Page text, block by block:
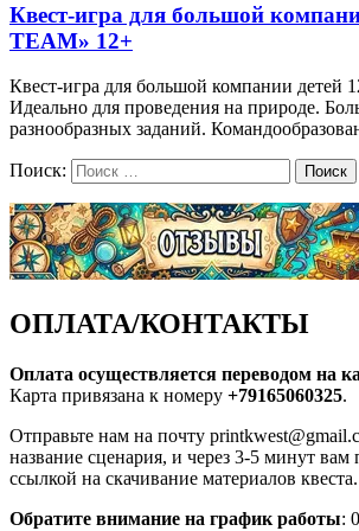
Квест-игра для большой
TEAM» 12+
Квест-игра для большой компании детей
Идеально для проведения на природе.
разнообразных заданий.
Поиск: Поиск
ОПЛАТА/КОНТАКТЫ
Оплата осуществляется переводом на
Карта привязана к номеру +79165060325.
Отправьте нам на почту
название сценария, и через 3-5 минут вам
ссылкой на скачивание материалов квеста.
Обратите внимание на график работы: